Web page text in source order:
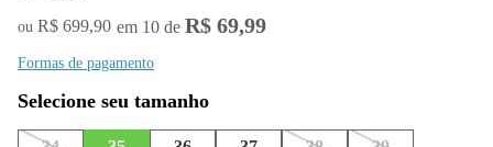
ou R$ 699,90 em 10 de R$ 69,99
Formas de pagamento